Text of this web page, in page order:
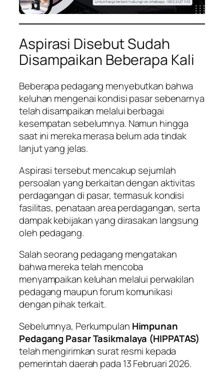
Aspirasi Disebut Sudah
Disampaikan Beberapa Kali
Beberapa pedagang menyebutkan bahwa
keluhan mengenai kondisi pasar sebenarnya
telah disampaikan melalui berbagai
kesempatan sebelumnya. Namun hingga
saat ini mereka merasa belum ada tindak
lanjut yang jelas.
Aspirasi tersebut mencakup sejumlah
persoalan yang berkaitan dengan aktivitas
perdagangan di pasar, termasuk kondisi
fasilitas, penataan area perdagangan, serta
dampak kebijakan yang dirasakan langsung
oleh pedagang.
Salah seorang pedagang mengatakan
bahwa mereka telah mencoba
menyampaikan keluhan melalui perwakilan
pedagang maupun forum komunikasi
dengan pihak terkait.
Sebelumnya, Perkumpulan Himpunan
Pedagang Pasar Tasikmalaya (HIPPATAS)
telah mengirimkan surat resmi kepada
pemerintah daerah pada 13 Februari 2026.